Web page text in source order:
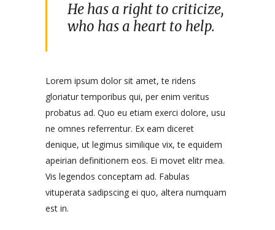
He has a right to criticize,
who has a heart to help.
Lorem ipsum dolor sit amet, te ridens
gloriatur temporibus qui, per enim veritus
probatus ad. Quo eu etiam exerci dolore, usu
ne omnes referrentur. Ex eam diceret
denique, ut legimus similique vix, te equidem
apeirian definitionem eos. Ei movet elitr mea.
Vis legendos conceptam ad. Fabulas
vituperata sadipscing ei quo, altera numquam
est in.